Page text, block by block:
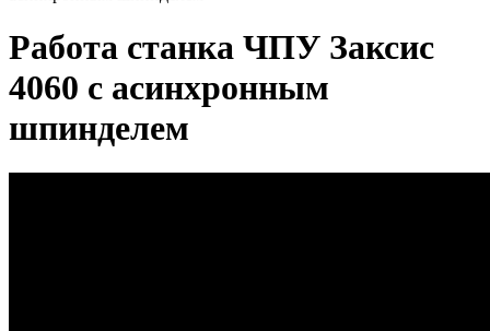
Работа станка ЧПУ Заксис
4060 с асинхронным
шпинделем